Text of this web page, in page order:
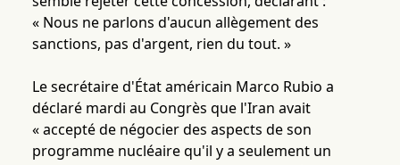
« Nous ne parlons d'aucun allègement des
sanctions, pas d'argent, rien du tout. »
Le secrétaire d'État américain Marco Rubio a
déclaré mardi au Congrès que l'Iran avait
« accepté de négocier des aspects de son
programme nucléaire qu'il y a seulement un